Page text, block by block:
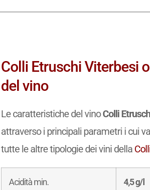
Colli Etruschi Viterbesi
del vino
Le caratteristiche del vinoColli
attraverso i principali parametri i cui
tutte le altre tipologie dei vini della
Acidità min. 4,5 g/l